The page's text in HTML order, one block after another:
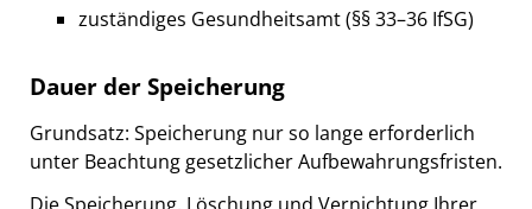
zuständiges Gesundheitsamt (§§ 33–36 IfSG)
Dauer der Speicherung
Grundsatz: Speicherung nur so lange erforderlich
unter Beachtung gesetzlicher Aufbewahrungsfristen.